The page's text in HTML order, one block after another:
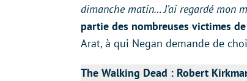
dimanche matin… J’ai regardé mon
partie des nombreuses victimes
Arat, à qui Negan demande de
The Walking Dead : Robert